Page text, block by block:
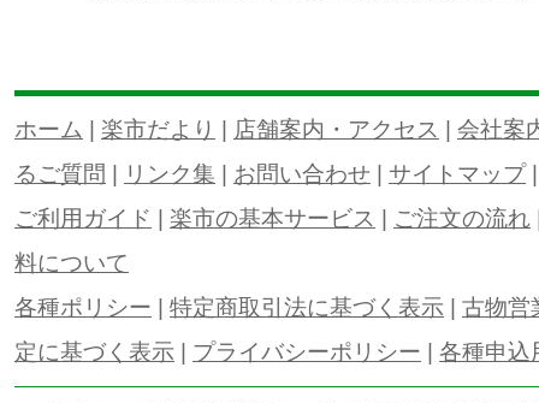
ホーム 楽市だより 店舗案内・アクセス
会社案
るご質問
リンク集 お問い合わせ サイトマップ
ご利用ガイド
楽市の基本サービス ご注文の流れ
料について
各種ポリシー
特定商取引法に基づく表示
古物営
定に基づく表示
プライバシーポリシー 各種申込